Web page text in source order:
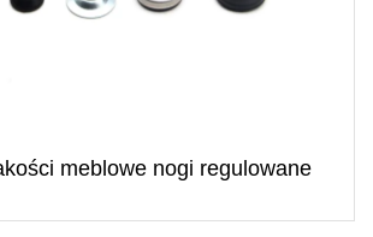
meblowe nogi regulowane